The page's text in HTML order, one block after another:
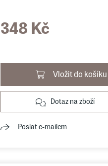
348 Kč
Vložit do košíku
Dotaz na zboží
Poslat e-mailem